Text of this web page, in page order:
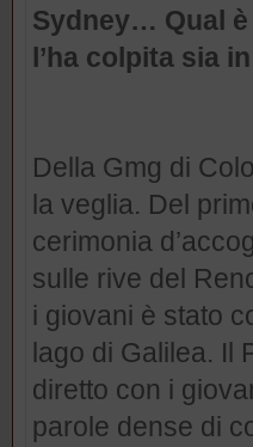
Sydney… Qual
l’ha colpita sia
Della Gmg di
la veglia. Del
cerimonia
sulle rive del
i giovani è stato
lago di Galilea. Il
diretto con i
parole dense di